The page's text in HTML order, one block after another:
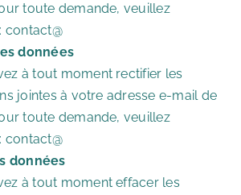
toute demande, veuillez
contact@
données
à tout moment rectifier les
jointes à votre adresse e-mail de
toute demande, veuillez
contact@
données
à tout moment effacer les